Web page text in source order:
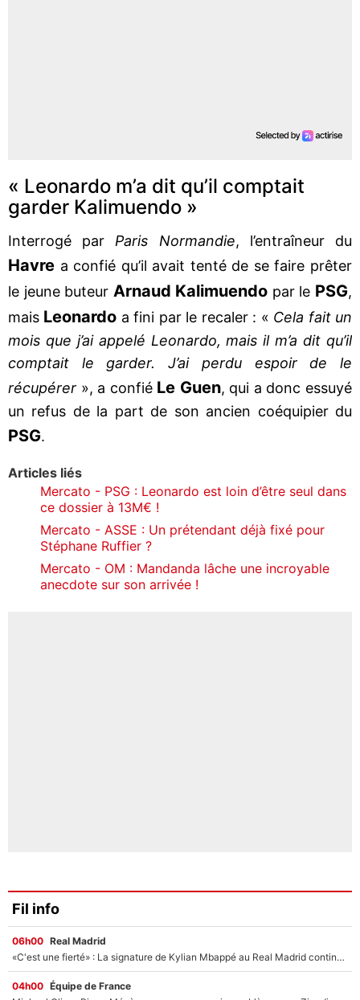
« Leonardo m’a dit qu’il comptait
garder Kalimuendo »
Interrogé par Paris Normandie, l’entraîneur du
Havre a confié qu’il avait tenté de se faire prêter
le jeune buteur Arnaud Kalimuendo par le PSG,
mais Leonardo a fini par le recaler : « Cela fait un
mois que j’ai appelé Leonardo, mais il m’a dit qu’il
comptait le garder. J’ai perdu espoir de le
récupérer », a confié Le Guen, qui a donc essuyé
un refus de la part de son ancien coéquipier du
PSG.
Articles liés
Mercato - PSG : Leonardo est loin d’être seul dans
ce dossier à 13M€ !
Mercato - ASSE : Un prétendant déjà fixé pour
Stéphane Ruffier ?
Mercato - OM : Mandanda lâche une incroyable
anecdote sur son arrivée !
Fil info
06h00 Real Madrid
«C'est une fierté» : La signature de Kylian Mbappé au Real Madrid continue de régaler l'Espagne
04h00 Équipe de France